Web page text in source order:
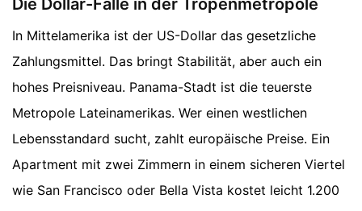
Die Dollar-Falle in der Tropenmetropole
In Mittelamerika ist der US-Dollar das gesetzliche
Zahlungsmittel. Das bringt Stabilität, aber auch ein
hohes Preisniveau. Panama-Stadt ist die teuerste
Metropole Lateinamerikas. Wer einen westlichen
Lebensstandard sucht, zahlt europäische Preise. Ein
Apartment mit zwei Zimmern in einem sicheren Viertel
wie San Francisco oder Bella Vista kostet leicht 1.200